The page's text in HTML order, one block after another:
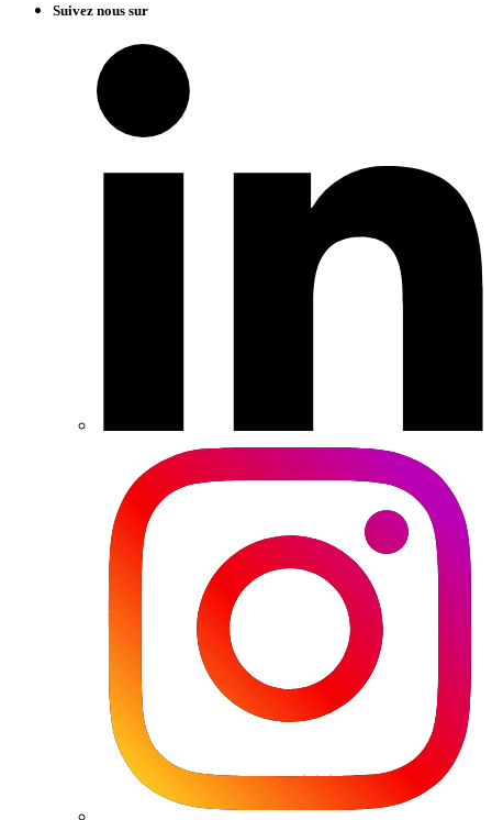
Suivez nous sur